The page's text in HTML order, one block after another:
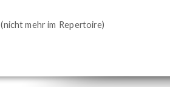
(nicht mehr im Repertoire)